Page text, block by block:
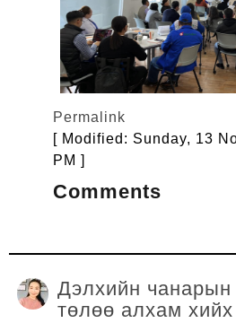
Permalink
[ Modified: Sunday, 13
PM ]
Comments
Дэлхийн
төлөө алхам